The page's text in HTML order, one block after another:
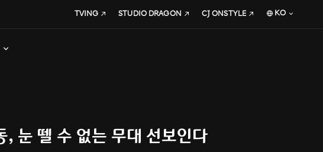
TVING STUDIO DRAGON CJ ONSTYLE KO
, 눈 뗄 수 없는 무대 선보인다